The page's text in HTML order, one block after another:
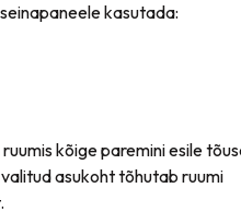
kasutada:
kõige paremini esile
asukoht tõhutab ruumi